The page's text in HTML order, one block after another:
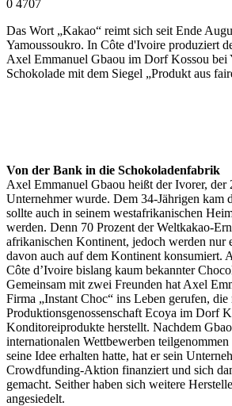
0 4707
Das Wort „Kakao“ reimt sich seit Ende
Yamoussoukro. In Côte d'Ivoire produziert
Axel Emmanuel Gbaou im Dorf Kossou bei
Schokolade mit dem Siegel „Produkt aus
Von der Bank in die Schokoladenfabrik
Axel Emmanuel Gbaou heißt der Ivorer,
Unternehmer wurde. Dem 34-Jährigen kam
sollte auch in seinem westafrikanischen
werden. Denn 70 Prozent der Weltkakao-
afrikanischen Kontinent, jedoch werden nur
davon auch auf dem Kontinent konsumiert.
Côte d’Ivoire bislang kaum bekannter
Gemeinsam mit zwei Freunden hat Axel
Firma „Instant Choc“ ins Leben gerufen, die
Produktionsgenossenschaft Ecoya im Dorf
Konditoreiprodukte herstellt. Nachdem
internationalen Wettbewerben
seine Idee erhalten hatte, hat er sein
Crowdfunding-Aktion finanziert und sich
gemacht. Seither haben sich weitere
angesiedelt.